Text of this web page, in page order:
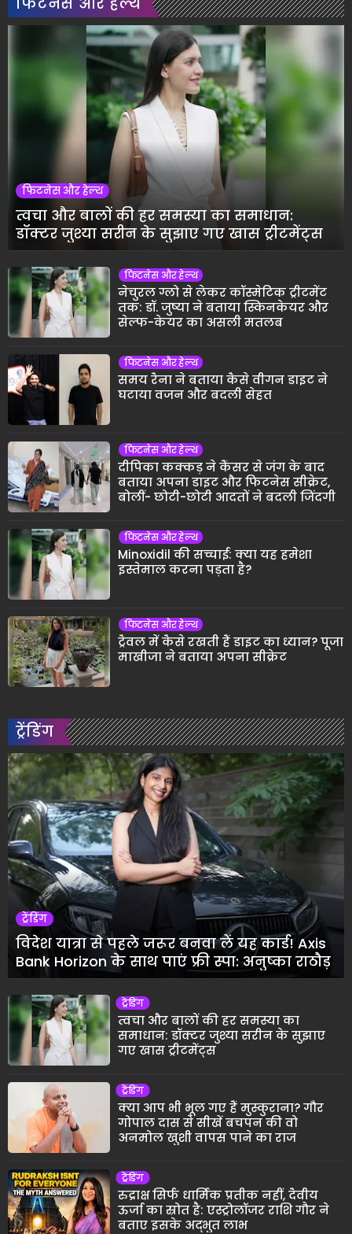
फिटनेस और हेल्थ
त्वचा और बालों की हर समस्या का समाधान:
डॉक्टर जुश्या सरीन के सुझाए गए खास ट्रीटमेंट्स
फिटनेस और हेल्थ
नेचुरल ग्लो से लेकर कॉस्मेटिक ट्रीटमेंट
तक: डॉ. जुष्या ने बताया स्किनकेयर और
सेल्फ-केयर का असली मतलब
फिटनेस और हेल्थ
समय रैना ने बताया कैसे वीगन डाइट ने
घटाया वजन और बदली सेहत
फिटनेस और हेल्थ
दीपिका कक्कड़ ने कैंसर से जंग के बाद
बताया अपना डाइट और फिटनेस सीक्रेट,
बोलीं- छोटी-छोटी आदतों ने बदली जिंदगी
फिटनेस और हेल्थ
Minoxidil की सच्चाई: क्या यह हमेशा
इस्तेमाल करना पड़ता है?
फिटनेस और हेल्थ
ट्रैवल में कैसे रखती हैं डाइट का ध्यान? पूजा
माखीजा ने बताया अपना सीक्रेट
ट्रेंडिंग
ट्रेंडिंग
विदेश यात्रा से पहले जरूर बनवा लें यह कार्ड! Axis
Bank Horizon के साथ पाएं फ्री स्पा: अनुष्का राठौड़
ट्रेंडिंग
त्वचा और बालों की हर समस्या का
समाधान: डॉक्टर जुश्या सरीन के सुझाए
गए खास ट्रीटमेंट्स
ट्रेंडिंग
क्या आप भी भूल गए हैं मुस्कुराना? गौर
गोपाल दास से सीखें बचपन की वो
अनमोल खुशी वापस पाने का राज
ट्रेंडिंग
रुद्राक्ष सिर्फ धार्मिक प्रतीक नहीं, दैवीय
ऊर्जा का स्रोत है: एस्ट्रोलॉजर राशि गौर ने
बताए इसके अद्भुत लाभ